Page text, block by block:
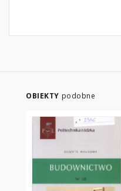
OBIEKTY podobne